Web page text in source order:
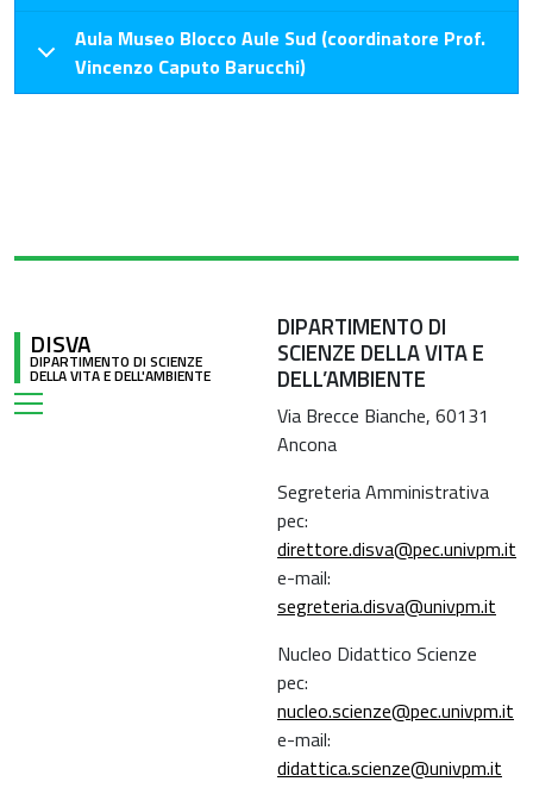
Aula Museo Blocco Aule Sud (coordinatore Prof.
Vincenzo Caputo Barucchi)
DISVA
DIPARTIMENTO DI SCIENZE
DELLA VITA E DELL'AMBIENTE
DIPARTIMENTO DI
SCIENZE DELLA VITA E
DELL’AMBIENTE
Via Brecce Bianche, 60131
Ancona
Segreteria Amministrativa
pec:
direttore.disva@pec.univpm.it
e-mail:
segreteria.disva@univpm.it
Nucleo Didattico Scienze
pec:
nucleo.scienze@pec.univpm.it
e-mail:
didattica.scienze@univpm.it